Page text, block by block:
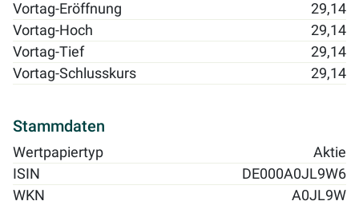
Vortag-Eröffnung
29,14
Vortag-Hoch
29,14
Vortag-Tief
29,14
Vortag-Schlusskurs
29,14
Stammdaten
Wertpapiertyp
Aktie
ISIN
DE000A0JL9W6
WKN
A0JL9W